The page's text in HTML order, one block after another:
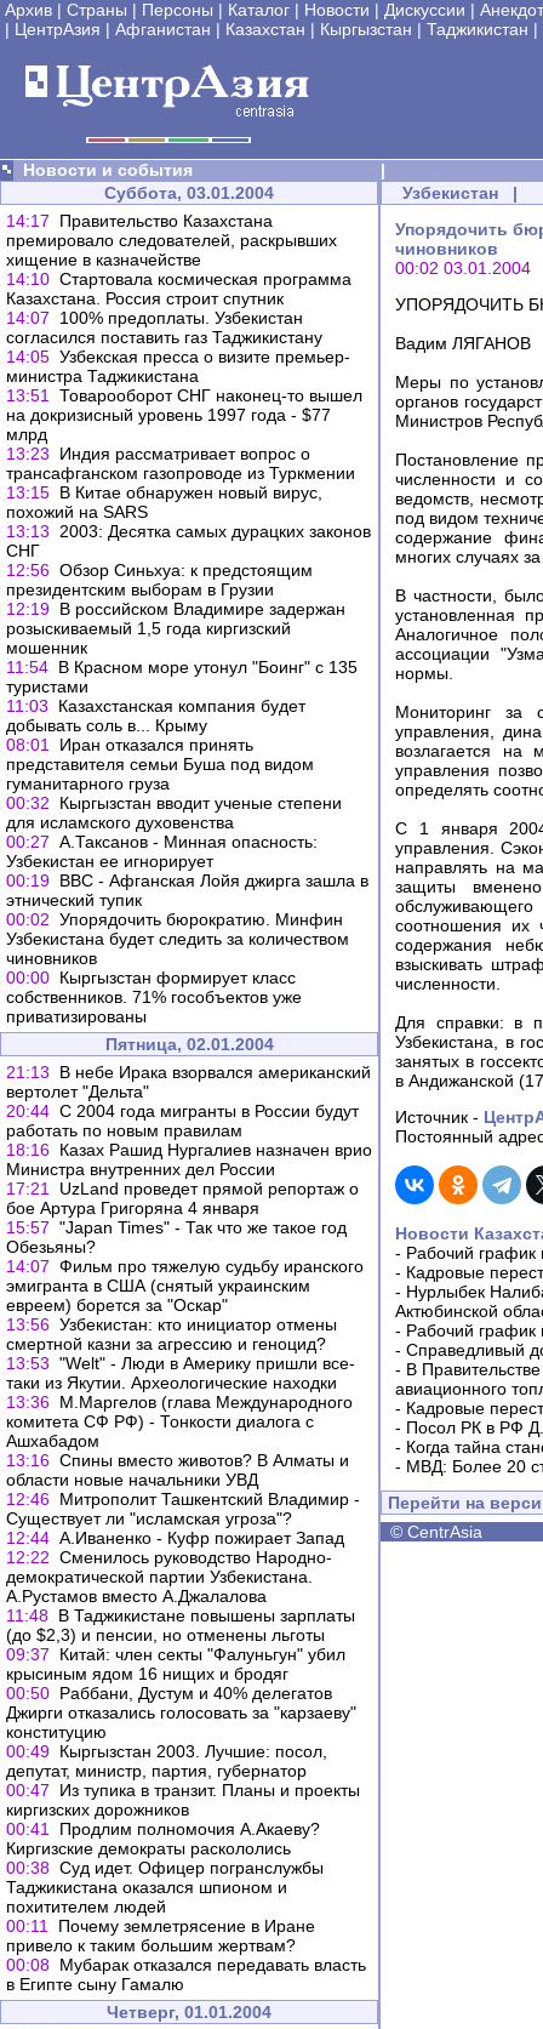
Архив | Страны | Персоны | Каталог | Новости | Дискуссии |
| ЦентрАзия | Афганистан | Казахстан | Кыргызстан | Таджикистан |
Новости и события
|
Суббота, 03.01.2004
14:17
Правительство Казахстана
премировало следователей, раскрывших
хищение в казначействе
14:10 Стартовала космическая программа
Казахстана. Россия строит спутник
14:07
100% предоплаты. Узбекистан
согласился поставить газ Таджикистану
14:05 Узбекская пресса о визите премьер-
министра Таджикистана
13:51
Товарооборот СНГ наконец-то вышел
на докризисный уровень 1997 года - $77
млрд
13:23
Индия рассматривает вопрос о
трансафганском газопроводе из Туркмении
13:15 В Китае обнаружен новый вирус,
похожий на SARS
13:13
2003: Десятка самых дурацких законов
СНГ
12:56 Обзор Синьхуа: к предстоящим
президентским выборам в Грузии
12:19 В российском Владимире задержан
розыскиваемый 1,5 года киргизский
мошенник
11:54 В Красном море утонул "Боинг" с 135
туристами
11:03
Казахстанская компания будет
добывать соль в... Крыму
08:01
Иран отказался принять
представителя семьи Буша под видом
гуманитарного груза
00:32
Кыргызстан вводит ученые степени
для исламского духовенства
00:27 А.Таксанов - Минная опасность:
Узбекистан ее игнорирует
00:19 ВВС - Афганская Лойя джирга зашла в
этнический тупик
00:02 Упорядочить бюрократию. Минфин
Узбекистана будет следить за количеством
чиновников
00:00 Кыргызстан формирует класс
собственников. 71% гособъектов уже
приватизированы
Пятница, 02.01.2004
21:13
В небе Ирака взорвался американский
вертолет "Дельта"
20:44 С 2004 года мигранты в России будут
работать по новым правилам
18:16 Казах Рашид Нургалиев назначен врио
Министра внутренних дел России
17:21
UzLand проведет прямой репортаж о
бое Артура Григоряна 4 января
15:57 "Japan Times" - Так что же такое год
Обезьяны?
14:07 Фильм про тяжелую судьбу иранского
эмигранта в США (снятый украинским
евреем) борется за "Оскар"
13:56 Узбекистан: кто инициатор отмены
смертной казни за агрессию и геноцид?
13:53 "Welt" - Люди в Америку пришли все-
таки из Якутии. Археологические находки
13:36 М.Маргелов (глава Международного
комитета СФ РФ) - Тонкости диалога с
Ашхабадом
13:16 Спины вместо животов? В Алматы и
области новые начальники УВД
12:46 Митрополит Ташкентский Владимир -
Существует ли "исламская угроза"?
12:44 А.Иваненко - Куфр пожирает Запад
12:22 Сменилось руководство Народно-
демократической партии Узбекистана.
А.Рустамов вместо А.Джалалова
11:48 В Таджикистане повышены зарплаты
(до $2,3) и пенсии, но отменены льготы
09:37
Китай: член секты "Фалуньгун" убил
крысиным ядом 16 нищих и бродяг
00:50 Раббани, Дустум и 40% делегатов
Джирги отказались голосовать за "карзаеву"
конституцию
00:49 Кыргызстан 2003. Лучшие: посол,
депутат, министр, партия, губернатор
00:47
Из тупика в транзит. Планы и проекты
киргизских дорожников
00:41
Продлим полномочия А.Акаеву?
Киргизские демократы раскололись
00:38 Суд идет. Офицер погранслужбы
Таджикистана оказался шпионом и
похитителем людей
00:11
Почему землетрясение в Иране
привело к таким большим жертвам?
00:08 Мубарак отказался передавать власть
в Египте сыну Гамалю
Четверг, 01.01.2004
Узбекистан |
Упорядочить
чиновников
00:02 03.01.2004
УПОРЯДОЧИТЬ
Вадим ЛЯГАНОВ
Меры по
органов
Министров
Постановление
численности и
ведомств,
под видом
содержание
многих случаях
В частности,
установленная
Аналогичное
ассоциации
нормы.
Мониторинг за
управления,
возлагается на
управления
определять
С 1 января 2004
управления.
направлять на
защиты вменено
обслуживающего
соотношения их
содержания
взыскивать
численности.
Для справки: в
Узбекистана, в
занятых в
в Андижанской
Источник -
Постоянный
Новости
- Рабочий график
- Кадровые
- Нурлыбек
Актюбинской
- Рабочий график
- Справедливый
- В
авиационного
- Кадровые
- Посол РК в РФ
- Когда тайна
- МВД: Более 20
Перейти на
© CentrAsia